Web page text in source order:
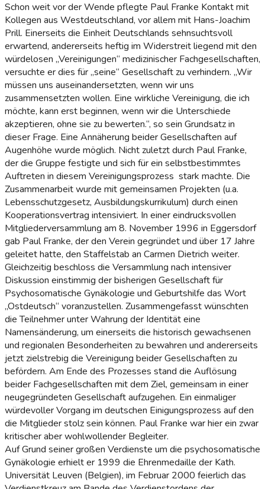
Schon weit vor der Wende pflegte Paul Franke Kontakt mit
Kollegen aus Westdeutschland, vor allem mit Hans-Joachim
Prill. Einerseits die Einheit Deutschlands sehnsuchtsvoll
erwartend, andererseits heftig im Widerstreit liegend mit den
würdelosen „Vereinigungen“ medizinischer Fachgesellschaften,
versuchte er dies für „seine“ Gesellschaft zu verhindern. „Wir
müssen uns auseinandersetzten, wenn wir uns
zusammensetzten wollen. Eine wirkliche Vereinigung, die ich
möchte, kann erst beginnen, wenn wir die Unterschiede
akzeptieren, ohne sie zu bewerten.“, so sein Grundsatz in
dieser Frage. Eine Annäherung beider Gesellschaften auf
Augenhöhe wurde möglich. Nicht zuletzt durch Paul Franke,
der die Gruppe festigte und sich für ein selbstbestimmtes
Auftreten in diesem Vereinigungsprozess stark machte. Die
Zusammenarbeit wurde mit gemeinsamen Projekten (u.a.
Lebensschutzgesetz, Ausbildungskurrikulum) durch einen
Kooperationsvertrag intensiviert. In einer eindrucksvollen
Mitgliederversammlung am 8. November 1996 in Eggersdorf
gab Paul Franke, der den Verein gegründet und über 17 Jahre
geleitet hatte, den Staffelstab an Carmen Dietrich weiter.
Gleichzeitig beschloss die Versammlung nach intensiver
Diskussion einstimmig der bisherigen Gesellschaft für
Psychosomatische Gynäkologie und Geburtshilfe das Wort
„Ostdeutsch“ voranzustellen. Zusammengefasst wünschten
die Teilnehmer unter Wahrung der Identität eine
Namensänderung, um einerseits die historisch gewachsenen
und regionalen Besonderheiten zu bewahren und andererseits
jetzt zielstrebig die Vereinigung beider Gesellschaften zu
befördern. Am Ende des Prozesses stand die Auflösung
beider Fachgesellschaften mit dem Ziel, gemeinsam in einer
neugegründeten Gesellschaft aufzugehen. Ein einmaliger
würdevoller Vorgang im deutschen Einigungsprozess auf den
die Mitglieder stolz sein können. Paul Franke war hier ein zwar
kritischer aber wohlwollender Begleiter.
Auf Grund seiner großen Verdienste um die psychosomatische
Gynäkologie erhielt er 1999 die Ehrenmedaille der Kath.
Universität Leuven (Belgien), im Februar 2000 feierlich das